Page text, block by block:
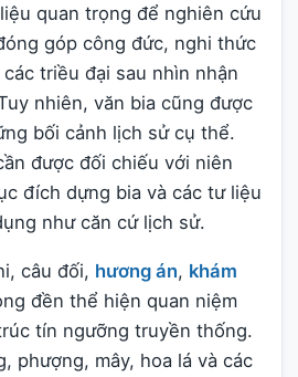
quan trọng để nghiên cứu
góp công đức, nghi thức
triều đại sau nhìn nhận
nhiên, văn bia cũng được
bối cảnh lịch sử cụ thể.
được đối chiếu với niên
đích dựng bia và các tư liệu
như căn cứ lịch sử.
câu đối, hương án, khám
đền thể hiện quan niệm
tín ngưỡng truyền thống.
phượng, mây, hoa lá và các